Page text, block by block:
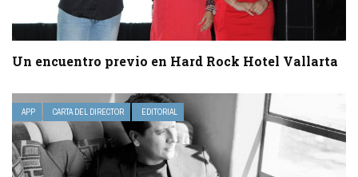
Un encuentro previo en Hard Rock Hotel Vallarta
APP CARTA DEL DIRECTOR EDITORIAL